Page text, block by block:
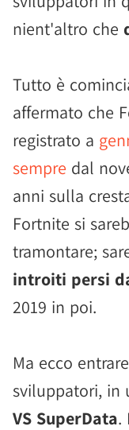
nient'altro che
Tutto è
affermato che
registrato a
sempre dal
anni sulla
Fortnite si
tramontare;
introiti persi
2019 in poi.
Ma ecco
sviluppatori, in
VS SuperData.